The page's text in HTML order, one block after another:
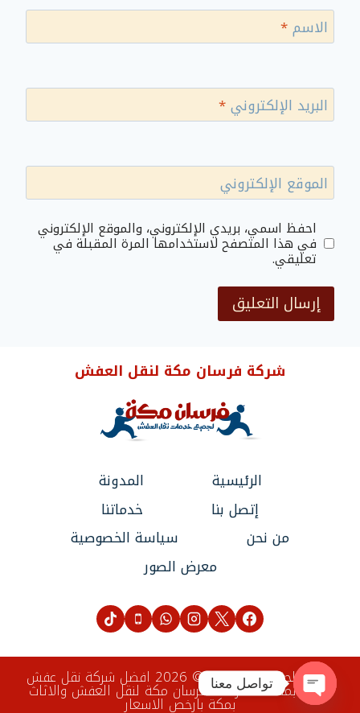
الاسم*
البريد الإلكتروني*
الموقع الإلكتروني
احفظ اسمي، بريدي الإلكتروني، والموقع الإلكتروني
في هذا المتصفح لاستخدامها المرة المقبلة في
تعليقي.
شركة فرسان مكة لنقل العفش
الرئيسية
المدونة
إتصل بنا
خدماتنا
من نحن
سياسة الخصوصية
معرض الصور
جميع الحقوق محفوظة © 2026 افضل شركة نقل عفش
[اثاث] بمكة المكرمة - فرسان مكة لنقل العفش والاثاث
بمكة بارخص الاسعار
تواصل معنا